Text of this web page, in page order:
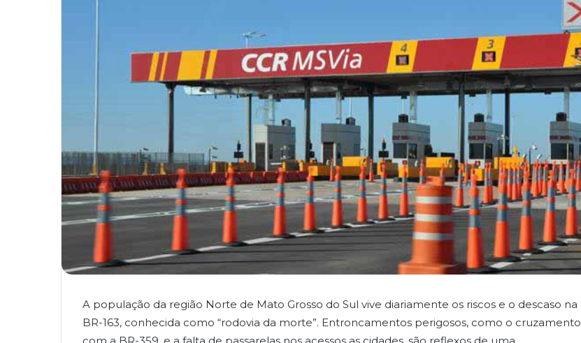
A população da região Norte de Mato Grosso do Sul vive diariamente os riscos e o descaso na
BR-163, conhecida como “rodovia da morte”. Entroncamentos perigosos, como o cruzamento